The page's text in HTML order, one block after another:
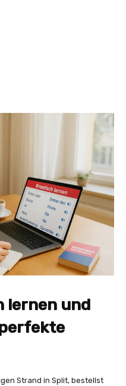
lernen und
Strand in Split, bestellst